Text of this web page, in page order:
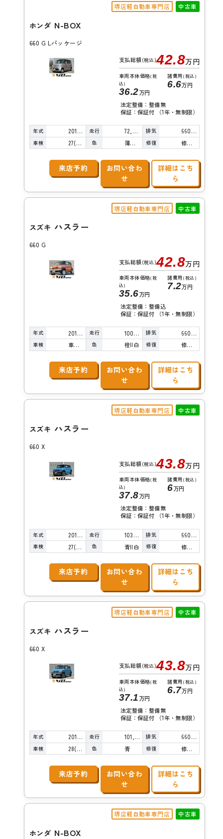
堺店軽自動車専門店 中古車
ホンダ N-BOX
660 G Lパッケージ
支払総額(税込)42.8万円
車両本体価格(税
込)
36.2万円
諸費用 (税込)
6.6万円
法定整備：整備無
保証：保証付 （1年・無制限）
年式 2012年 走行 72,000km 排気 660cc
車検 27(R9)/12 色 薄桃Ｍ 修復 修復歴無し
来店予約
お問い合わ
せ
詳細はこち
ら
堺店軽自動車専門店 中古車
スズキ ハスラー
660 G
支払総額(税込)42.8万円
車両本体価格(税
込)
35.6万円
諸費用 (税込)
7.2万円
法定整備：整備込
保証：保証付 （1年・無制限）
年式 2014年 走行 100,000km 排気 660cc
車検 車検整備付 色 橙II白 修復 修復歴無し
来店予約
お問い合わ
せ
詳細はこち
ら
堺店軽自動車専門店 中古車
スズキ ハスラー
660 X
支払総額(税込)43.8万円
車両本体価格(税
込)
37.8万円
諸費用 (税込)
6万円
法定整備：整備無
保証：保証付 （1年・無制限）
年式 2016年 走行 103,000km 排気 660cc
車検 27(R9)/03 色 青II白 修復 修復歴無し
来店予約
お問い合わ
せ
詳細はこち
ら
堺店軽自動車専門店 中古車
スズキ ハスラー
660 X
支払総額(税込)43.8万円
車両本体価格(税
込)
37.1万円
諸費用 (税込)
6.7万円
法定整備：整備無
保証：保証付 （1年・無制限）
年式 2015年 走行 101,000km 排気 660cc
車検 28(R10)/04 色 青 修復 修復歴無し
来店予約
お問い合わ
せ
詳細はこち
ら
堺店軽自動車専門店 中古車
ホンダ N-BOX